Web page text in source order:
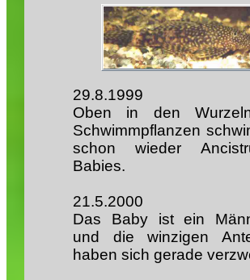
29.8.1999
Oben in den
Schwimmpflanzen
schon wieder
Babies.
21.5.2000
Das Baby ist ein
und die winzigen
haben sich gerade